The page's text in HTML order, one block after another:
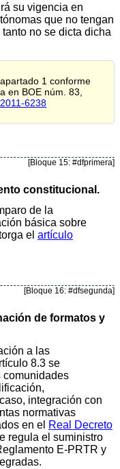
su vigencia en
que no tengan
no se dicta dicha
1 conforme
en BOE núm. 83,
6238
[Bloque 15: #dfprimera]
constitucional.
de la
básica sobre
el artículo
[Bloque 16: #dfsegunda]
de formatos y
a las
8.3 se
comunidades
integración con
normativas
en el Real Decreto
regula el suministro
E-PRTR y